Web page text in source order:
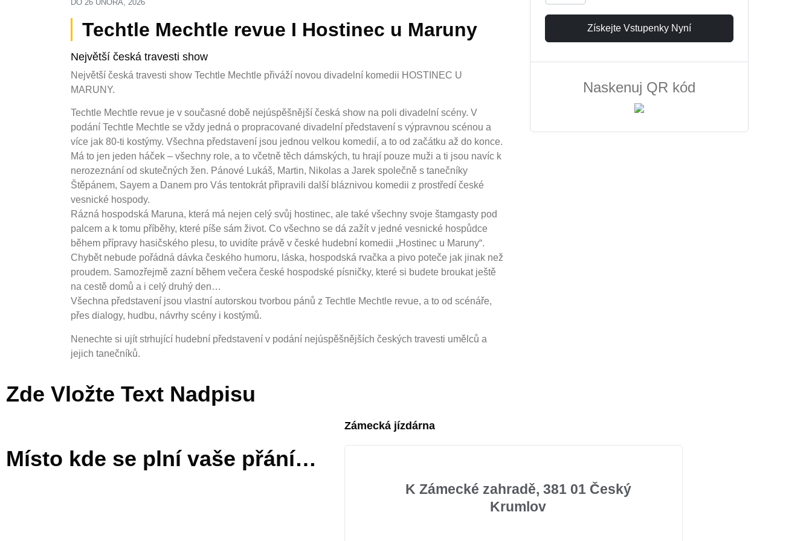
DO 26 ÚNORA, 2026
Techtle Mechtle revue I Hostinec u Maruny
Největší česká travesti show
Největší česká travesti show Techtle Mechtle přiváží novou divadelní komedii HOSTINEC U
MARUNY.
Techtle Mechtle revue je v současné době nejúspěšnější česká show na poli divadelní scény. V
podání Techtle Mechtle se vždy jedná o propracované divadelní představení s výpravnou scénou a
více jak 80-ti kostýmy. Všechna představení jsou jednou velkou komedií, a to od začátku až do konce.
Má to jen jeden háček – všechny role, a to včetně těch dámských, tu hrají pouze muži a ti jsou navíc k
nerozeznání od skutečných žen. Pánové Lukáš, Martin, Nikolas a Jarek společně s tanečníky
Štěpánem, Sayem a Danem pro Vás tentokrát připravili další bláznivou komedii z prostředí české
vesnické hospody.
Rázná hospodská Maruna, která má nejen celý svůj hostinec, ale také všechny svoje štamgasty pod
palcem a k tomu příběhy, které píše sám život. Co všechno se dá zažít v jedné vesnické hospůdce
během přípravy hasičského plesu, to uvidíte právě v české hudební komedii „Hostinec u Maruny“.
Chybět nebude pořádná dávka českého humoru, láska, hospodská rvačka a pivo poteče jak jinak než
proudem. Samozřejmě zazní během večera české hospodské písničky, které si budete broukat ještě
na cestě domů a i celý druhý den…
Všechna představení jsou vlastní autorskou tvorbou pánů z Techtle Mechtle revue, a to od scénáře,
přes dialogy, hudbu, návrhy scény i kostýmů.
Nenechte si ujít strhující hudební představení v podání nejúspěšnějších českých travesti umělců a
jejich tanečníků.
Získejte Vstupenky Nyní
Naskenuj QR kód
Zde Vložte Text Nadpisu
Místo kde se plní vaše přání…
Zámecká jízdárna
K Zámecké zahradě, 381 01 Český
Krumlov